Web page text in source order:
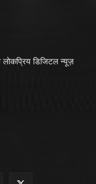
डिजिटल न्यूज़